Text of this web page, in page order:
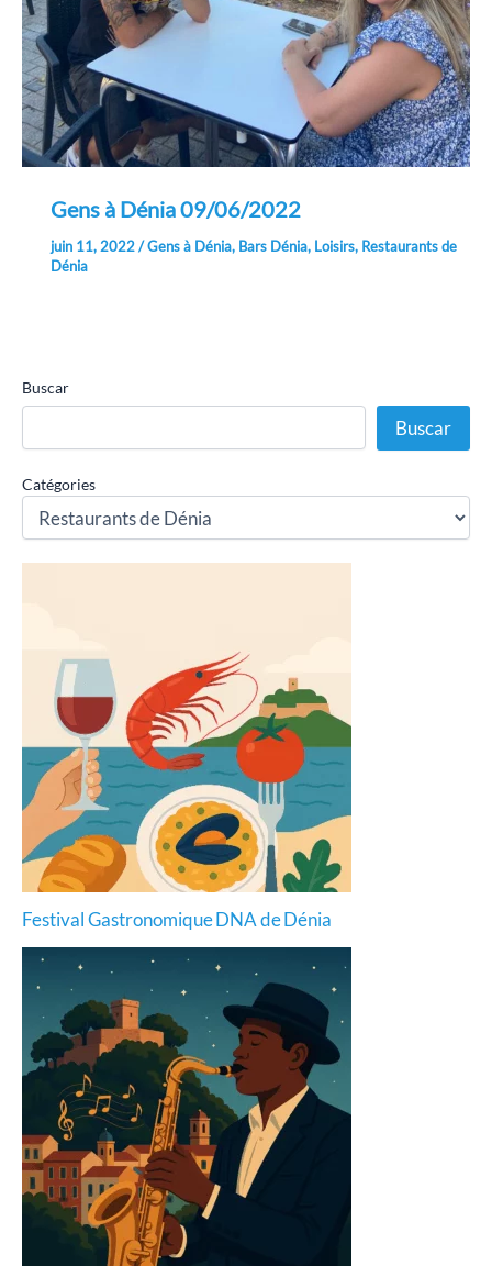
Gens à Dénia 09/06/2022
juin 11, 2022/Gens à Dénia, Bars Dénia, Loisirs, Restaurants de
Dénia
Buscar
Buscar
Catégories
Festival Gastronomique DNA de Dénia